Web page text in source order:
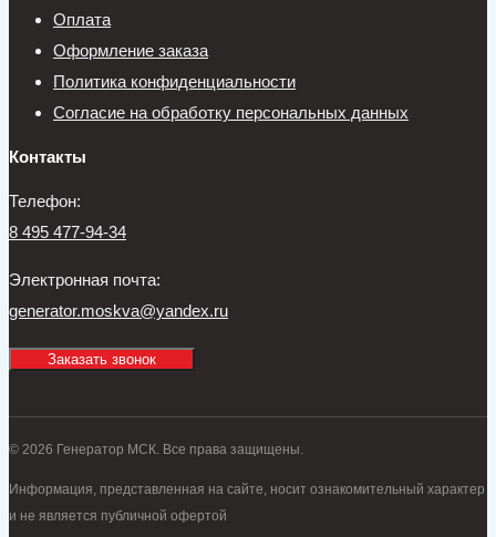
Оплата
Оформление заказа
Политика конфиденциальности
Согласие на обработку персональных данных
Контакты
Телефон:
8 495 477-94-34
Электронная почта:
generator.moskva@yandex.ru
Заказать звонок
© 2026 Генератор МСК. Все права защищены.
Информация, представленная на сайте, носит ознакомительный характер
и не является публичной офертой